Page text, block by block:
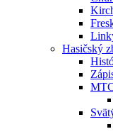
Hasičský